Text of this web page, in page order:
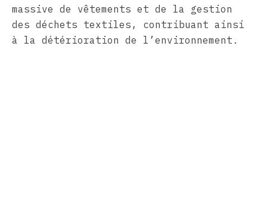
massive de vêtements et de la gestion
des déchets textiles, contribuant ainsi
à la détérioration de l’environnement.